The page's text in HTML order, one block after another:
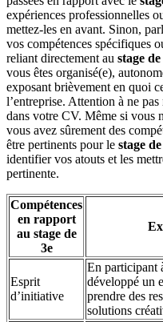
expériences professionnelles
mettez-les en avant. Sinon,
vos compétences spécifiques
reliant directement au stage de
vous êtes organisé(e),
exposant brièvement en quoi
l’entreprise. Attention à ne
dans votre CV. Même si vous
vous avez sûrement des
être pertinents pour le stage
identifier vos atouts et les
pertinente.
Compétences
en rapport
au stage de
3e
Esprit
d’initiative
En participant
développé un
prendre des
solutions